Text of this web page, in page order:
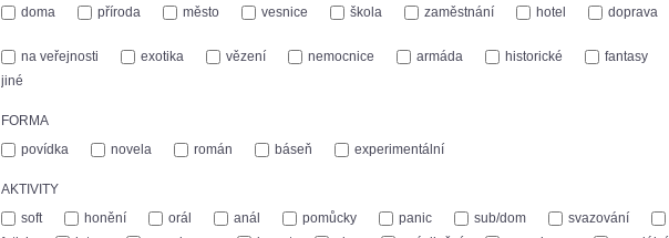
doma
příroda město vesnice škola zaměstnání hotel
doprava
na veřejnosti
exotika vězení nemocnice armáda historické fantasy
jiné
FORMA
povídka
novela román báseň experimentální
AKTIVITY
soft
honění orál anál pomůcky panic sub/dom svazování